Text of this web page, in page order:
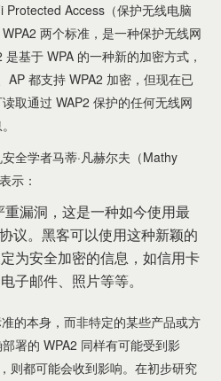
Protected Access（保护无线电脑
两个标准，是一种保护无线网
基于 WPA 的一种新的加密方式，
AP 都支持 WPA2 加密，但现在已
取通过 WAP2 保护的任何无线网
全学者马蒂·凡赫尔夫（Mathy
示：
漏洞，这是一种如今使用最
议。黑客可以使用这种新颖的
为安全加密的信息，如信用卡
子邮件、照片等等。
的本身，而非特定的某些产品或方
署的 WPA2 同样有可能受到影
则都可能会收到影响。在初步研究